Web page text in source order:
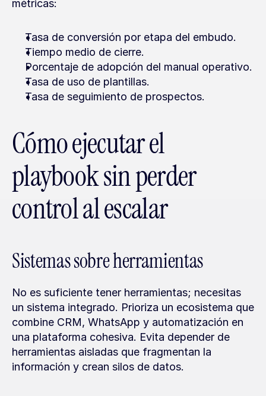
métricas:
Tasa de conversión por etapa del embudo.
Tiempo medio de cierre.
Porcentaje de adopción del manual operativo.
Tasa de uso de plantillas.
Tasa de seguimiento de prospectos.
Cómo ejecutar el
playbook sin perder
control al escalar
Sistemas sobre herramientas
No es suficiente tener herramientas; necesitas
un sistema integrado. Prioriza un ecosistema que
combine CRM, WhatsApp y automatización en
una plataforma cohesiva. Evita depender de
herramientas aisladas que fragmentan la
información y crean silos de datos.